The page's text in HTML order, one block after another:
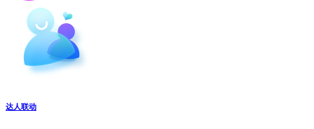
达人联动